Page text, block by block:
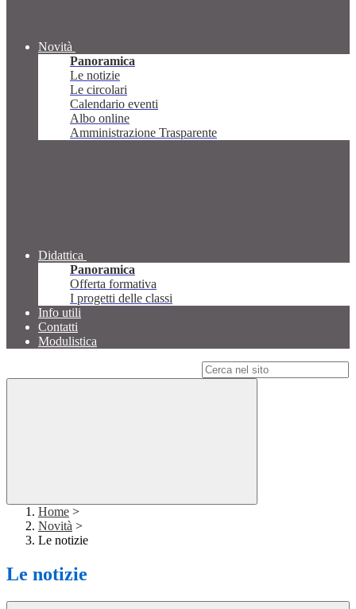
Novità
Panoramica
Le notizie
Le circolari
Calendario eventi
Albo online
Amministrazione Trasparente
Didattica
Panoramica
Offerta formativa
I progetti delle classi
Info utili
Contatti
Modulistica
Home >
Novità >
Le notizie
Le notizie